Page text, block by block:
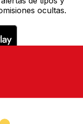
ocultas.